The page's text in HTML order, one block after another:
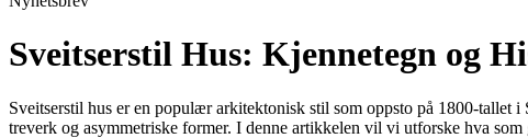
Sveitserstil Hus: Kjennetegn og
Sveitserstil hus er en populær arkitektonisk stil som oppsto på 1800-tallet
treverk og asymmetriske former. I denne artikkelen vil vi utforske hva